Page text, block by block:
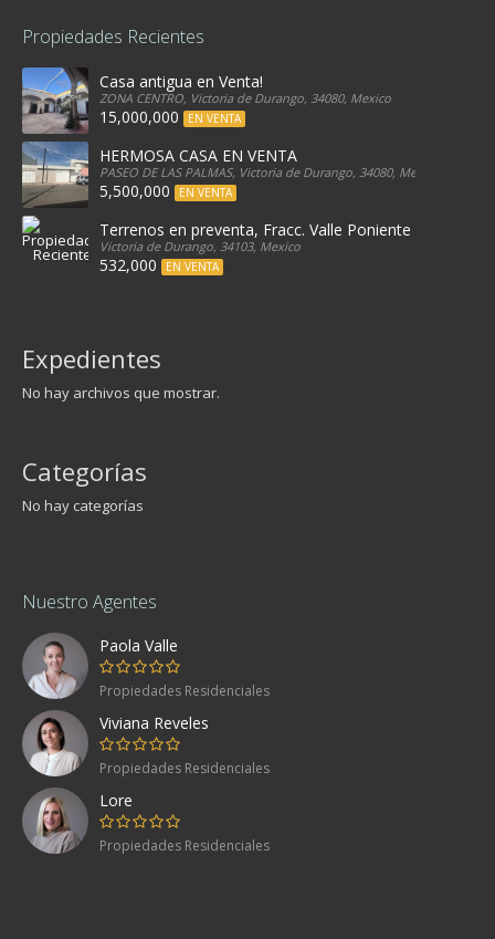
Propiedades Recientes
Casa antigua en Venta!
ZONA CENTRO, Victoria de Durango, 34080, Mexico
15,000,000 EN VENTA
HERMOSA CASA EN VENTA
PASEO DE LAS PALMAS, Victoria de Durango, 34080, Mexico
5,500,000 EN VENTA
Terrenos en preventa, Fracc. Valle Poniente
Victoria de Durango, 34103, Mexico
532,000 EN VENTA
Expedientes
No hay archivos que mostrar.
Categorías
No hay categorías
Nuestro Agentes
Paola Valle
Propiedades Residenciales
Viviana Reveles
Propiedades Residenciales
Lore
Propiedades Residenciales